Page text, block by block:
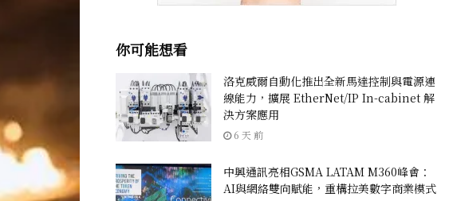
你可能想看
洛克威爾自動化推出全新馬達控制與電源連
線能力，擴展 EtherNet/IP In-cabinet 解
決方案應用
6 天 前
中興通訊亮相GSMA LATAM M360峰會：
AI與網絡雙向賦能，重構拉美數字商業模式